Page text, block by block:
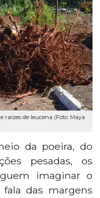
de leucena (Foto: Maya
da poeira, do
pesadas, os
imaginar o
fala das margens